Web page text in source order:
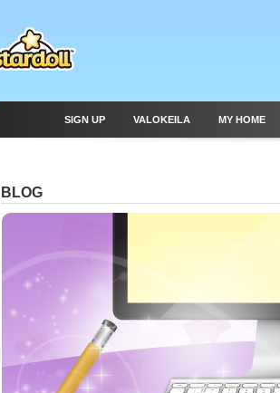
SIGN UP VALOKEILA MY HOME
BLOG